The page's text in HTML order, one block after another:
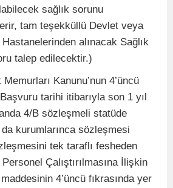
sağlık sorunu
tam teşekküllü Devlet veya
alınacak Sağlık
talep edilecektir.)
Kanunu’nun 4’üncü
tarihi itibarıyla son 1 yıl
4/B sözleşmeli statüde
kurumlarınca sözleşmesi
tek taraflı fesheden
Çalıştırılmasına İlişkin
4’üncü fıkrasında yer